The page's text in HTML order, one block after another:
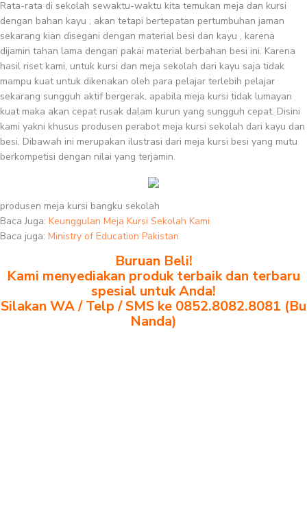
Rata-rata di sekolah sewaktu-waktu kita temukan meja dan kursi
dengan bahan kayu , akan tetapi bertepatan pertumbuhan jaman
sekarang kian disegani dengan material besi dan kayu , karena
dijamin tahan lama dengan pakai material berbahan besi ini. Karena
hasil riset kami, untuk kursi dan meja sekolah dari kayu saja tidak
mampu kuat untuk dikenakan oleh para pelajar terlebih pelajar
sekarang sungguh aktif bergerak, apabila meja kursi tidak lumayan
kuat maka akan cepat rusak dalam kurun yang sungguh cepat. Disini
kami yakni khusus produsen perabot meja kursi sekolah dari kayu dan
besi, Dibawah ini merupakan ilustrasi dari meja kursi besi yang mutu
berkompetisi dengan nilai yang terjamin.
produsen meja kursi bangku sekolah
Baca Juga: Keunggulan Meja Kursi Sekolah Kami
Baca juga: Ministry of Education Pakistan
Buruan Beli!
Kami menyediakan produk terbaik dan terbaru
spesial untuk Anda!
Silakan WA / Telp / SMS ke 0852.8082.8081 (Bu
Nanda)